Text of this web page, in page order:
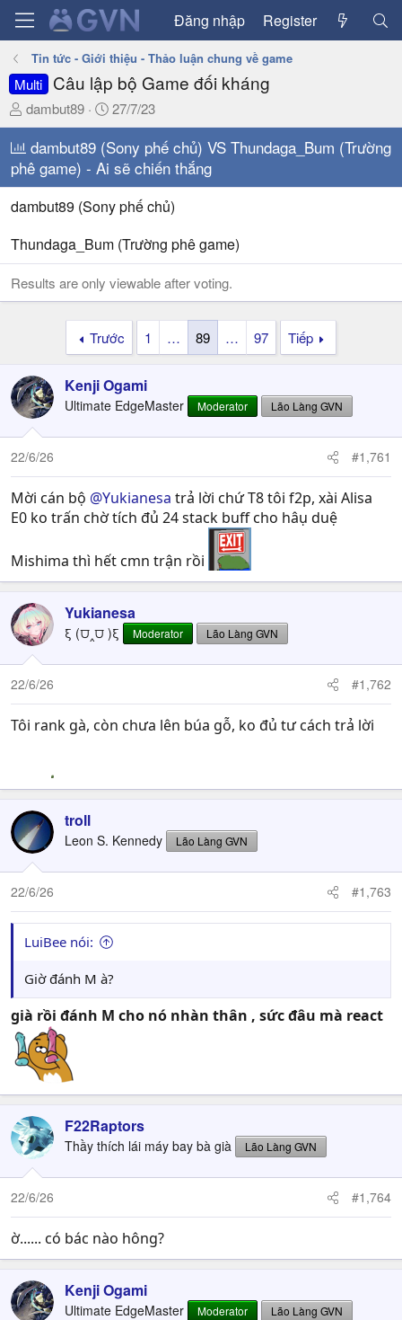
Đăng nhập Register
Tin tức - Giới thiệu - Thảo luận chung về game
Multi Câu lập bộ Game đối kháng
T
h
e
a
d
t
r
dambut89
N
g
à
y
g
ử
i
27/7/23
dambut89 (Sony phế chủ) VS Thundaga_Bum (Trường
phê game) - Ai sẽ chiến thắng
dambut89 (Sony phế chủ)
Thundaga_Bum (Trường phê game)
Results are only viewable after voting.
Trước 1 … 89 … 97 Tiếp
Kenji Ogami
Ultimate EdgeMaster Moderator Lão Làng GVN
22/6/26 #1,761
Mời cán bộ @Yukianesa trả lời chứ T8 tôi f2p, xài Alisa
E0 ko trấn chờ tích đủ 24 stack buff cho hâụ duệ
Mishima thì hết cmn trận rồi
Yukianesa
ξ (⩌‸⩌ )ξ Moderator Lão Làng GVN
22/6/26 #1,762
Tôi rank gà, còn chưa lên búa gỗ, ko đủ tư cách trả lời
troll
Leon S. Kennedy Lão Làng GVN
22/6/26 #1,763
LuiBee nói:
Giờ đánh M à?
già rồi đánh M cho nó nhàn thân , sức đâu mà react
F22Raptors
Thầy thích lái máy bay bà già Lão Làng GVN
22/6/26 #1,764
ờ...... có bác nào hông?
Kenji Ogami
Ultimate EdgeMaster Moderator Lão Làng GVN